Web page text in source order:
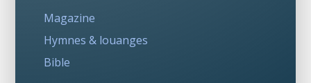
Magazine
Hymnes & louanges
Bible